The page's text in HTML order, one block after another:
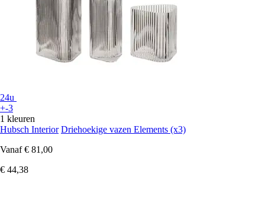
24u
+-3
1 kleuren
Hubsch Interior Driehoekige vazen Elements (x3)
Vanaf € 81,00
€ 44,38